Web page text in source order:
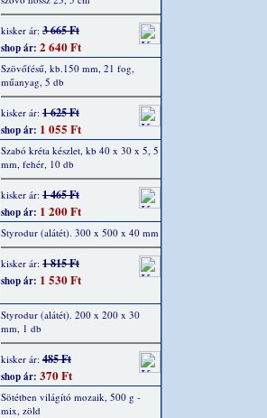
kisker ár: 3 665 Ft
shop ár: 2 640 Ft
Szövőfésű, kb.150 mm, 21 fog,
műanyag, 5 db
kisker ár: 1 625 Ft
shop ár: 1 055 Ft
Szabó kréta készlet, kb 40 x 30 x 5, 5
mm, fehér, 10 db
kisker ár: 1 465 Ft
shop ár: 1 200 Ft
Styrodur (alátét). 300 x 500 x 40 mm
kisker ár: 1 815 Ft
shop ár: 1 530 Ft
Styrodur (alátét). 200 x 200 x 30
mm, 1 db
kisker ár: 485 Ft
shop ár: 370 Ft
Sötétben világító mozaik, 500 g -
mix, zöld